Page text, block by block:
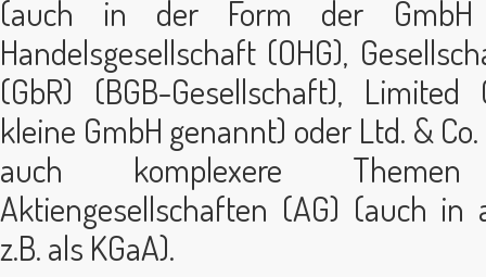
(auch in der Form der
Handelsgesellschaft (OHG),
(GbR) (BGB-Gesellschaft),
kleine GmbH genannt) oder Ltd. &
auch komplexere
Aktiengesellschaften (AG) (auch in
z.B. als KGaA).